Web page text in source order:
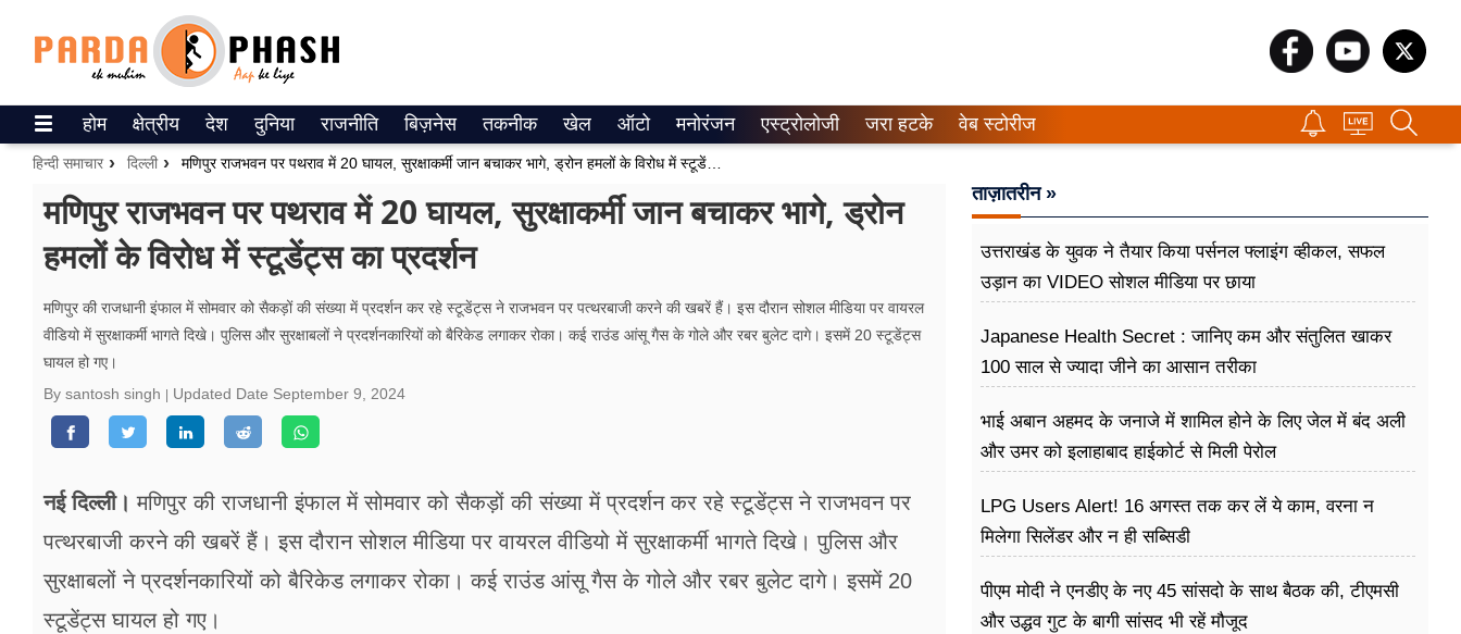
ePaper
वेब स्टोरीज
उत्तर प्रदेश
गैलरी
वीडियो
रिलेशनशिप
जीवन मंत्रा
फूड
सेहत
ब्‍यूटी
होम क्षेत्रीय देश दुनिया राजनीति बिज़नेस तकनीक खेल ऑटो मनोरंजन एस्ट्रोलोजी जरा हटके वेब स्टोरीज
हिन्दी समाचार दिल्ली
मणिपुर राजभवन पर पथराव में 20 घायल, सुरक्षाकर्मी जान बचाकर भागे, ड्रोन
हमलों के विरोध में स्टूडेंट्स का प्रदर्शन
मणिपुर की राजधानी इंफाल में सोमवार को सैकड़ों की संख्या में प्रदर्शन कर रहे स्टूडेंट्स ने राजभवन पर पत्थरबाजी करने की खबरें हैं। इस दौरान सोशल मीडिया पर वायरल
वीडियो में सुरक्षाकर्मी भागते दिखे। पुलिस और सुरक्षाबलों ने प्रदर्शनकारियों को बैरिकेड लगाकर रोका। कई राउंड आंसू गैस के गोले और रबर बुलेट दागे। इसमें 20 स्टूडेंट्स
घायल हो गए।
By santosh singh
Updated Date September 9, 2024
नई दिल्ली। मणिपुर की राजधानी इंफाल में सोमवार को सैकड़ों की संख्या में प्रदर्शन कर रहे स्टूडेंट्स ने राजभवन पर
पत्थरबाजी करने की खबरें हैं। इस दौरान सोशल मीडिया पर वायरल वीडियो में सुरक्षाकर्मी भागते दिखे। पुलिस और
सुरक्षाबलों ने प्रदर्शनकारियों को बैरिकेड लगाकर रोका। कई राउंड आंसू गैस के गोले और रबर बुलेट दागे। इसमें 20
स्टूडेंट्स घायल हो गए।
ताज़ातरीन »
उत्तराखंड के युवक ने तैयार किया पर्सनल फ्लाइंग व्हीकल, सफल
उड़ान का VIDEO सोशल मीडिया पर छाया
Japanese Health Secret : जानिए कम और संतुलित खाकर
100 साल से ज्यादा जीने का आसान तरीका
भाई अबान अहमद के जनाजे में शामिल होने के लिए जेल में बंद अली
और उमर को इलाहाबाद हाईकोर्ट से मिली पेरोल
LPG Users Alert! 16 अगस्त तक कर लें ये काम, वरना न
मिलेगा सिलेंडर और न ही सब्सिडी
पीएम मोदी ने एनडीए के नए 45 सांसदो के साथ बैठक की, टीएमसी
और उद्धव गुट के बागी सांसद भी रहें मौजूद